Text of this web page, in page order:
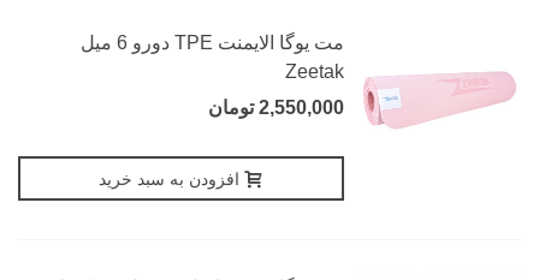
مت یوگا الایمنت TPE دورو 6 میل
Zeetak
2,550,000 تومان
افزودن به سبد خرید